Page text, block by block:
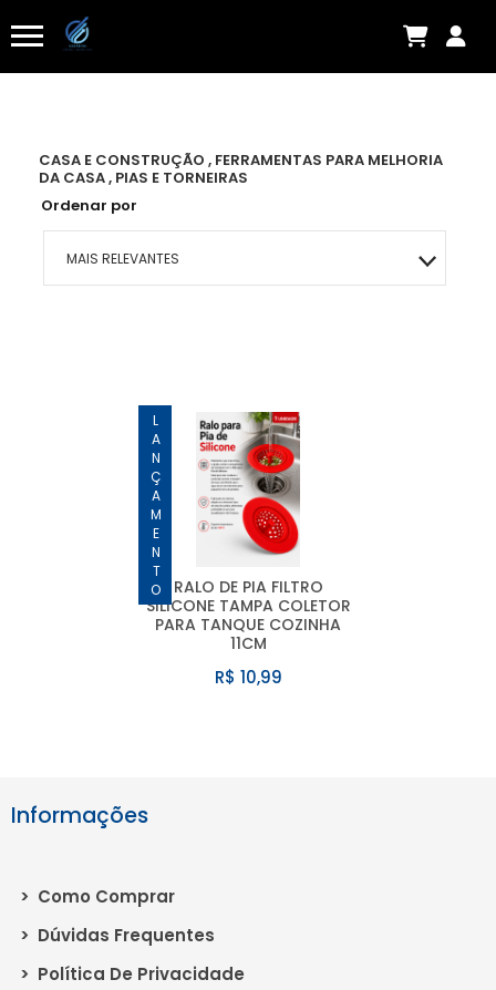
CASA E CONSTRUÇÃO , FERRAMENTAS PARA MELHORIA
DA CASA , PIAS E TORNEIRAS
Ordenar por
MAIS RELEVANTES
MAIOR PREÇOLANÇAMENTO
RALO DE PIA FILTRO
SILICONE TAMPA COLETOR
PARA TANQUE COZINHA
11CM
R$ 10,99
Informações
> Como Comprar
> Dúvidas Frequentes
> Política De Privacidade